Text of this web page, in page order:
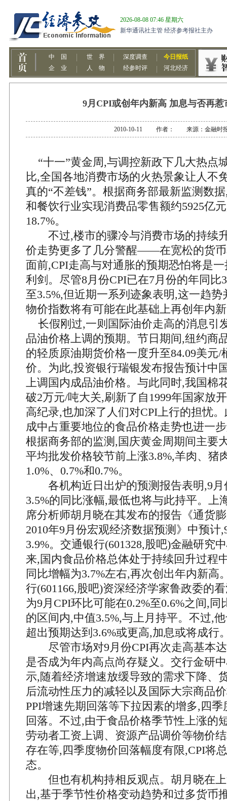
9月CPI或创年内新高 加息与否再惹
2010-10-11 作者： 来源：金融时
“十一”黄金周,与调控新政下几大热点
比,全国各地消费市场的火热景象让人不
真的“不差钱”。根据商务部最新监测数
和餐饮行业实现消费品零售额约5925亿
18.7%。
不过,楼市的骤冷与消费市场的持续
价走势更多了几分警醒——在宽松的货
面前,CPI走高与对通胀的预期恐怕将是
利剑。尽管8月份CPI已在7月份的年同比
至3.5%,但近期一系列迹象表明,这一趋势
物价指数将有可能在此基础上再创年内
长假刚过,一则国际油价走高的消息引
品油价格上调的预期。节日期间,纽约商
的轻质原油期货价格一度升至84.09美元/
价。为此,投资银行瑞银发布报告预计中
上调国内成品油价格。与此同时,我国棉
破2万元/吨大关,刷新了自1999年国家放
高纪录,也加深了人们对CPI上行的担忧
成中占重要地位的食品价格走势也进一
根据商务部的监测,国庆黄金周期间主要
平均批发价格较节前上涨3.8%,羊肉、猪
1.0%、0.7%和0.7%。
各机构近日出炉的预测报告表明,9月
3.5%的同比涨幅,最低也将与此持平。上
席分析师胡月晓在其发布的报告《通货
2010年9月份宏观经济数据预测》中预计
3.9%。交通银行(601328,股吧)金融研究
来,国内食品价格总体处于持续回升过程
同比增幅为3.7%左右,再次创出年内新高
行(601166,股吧)资深经济学家鲁政委的
为9月CPI环比可能在0.2%至0.6%之间,同
的区间内,中值3.5%,与上月持平。不过,
超出预期达到3.6%或更高,加息或将成行
尽管市场对9月份CPI再次走高基本达
是否成为年内高点尚存疑义。交行金研
示,随着经济增速放缓导致的需求下降、
后流动性压力的减轻以及国际大宗商品
PPI增速先期回落等下拉因素的增多,四季
回落。不过,由于食品价格季节性上涨的
劳动者工资上调、资源产品调价等物价
存在等,四季度物价回落幅度有限,CPI将
态。
但也有机构持相反观点。胡月晓在上
出,基于季节性价格变动趋势和过多货币